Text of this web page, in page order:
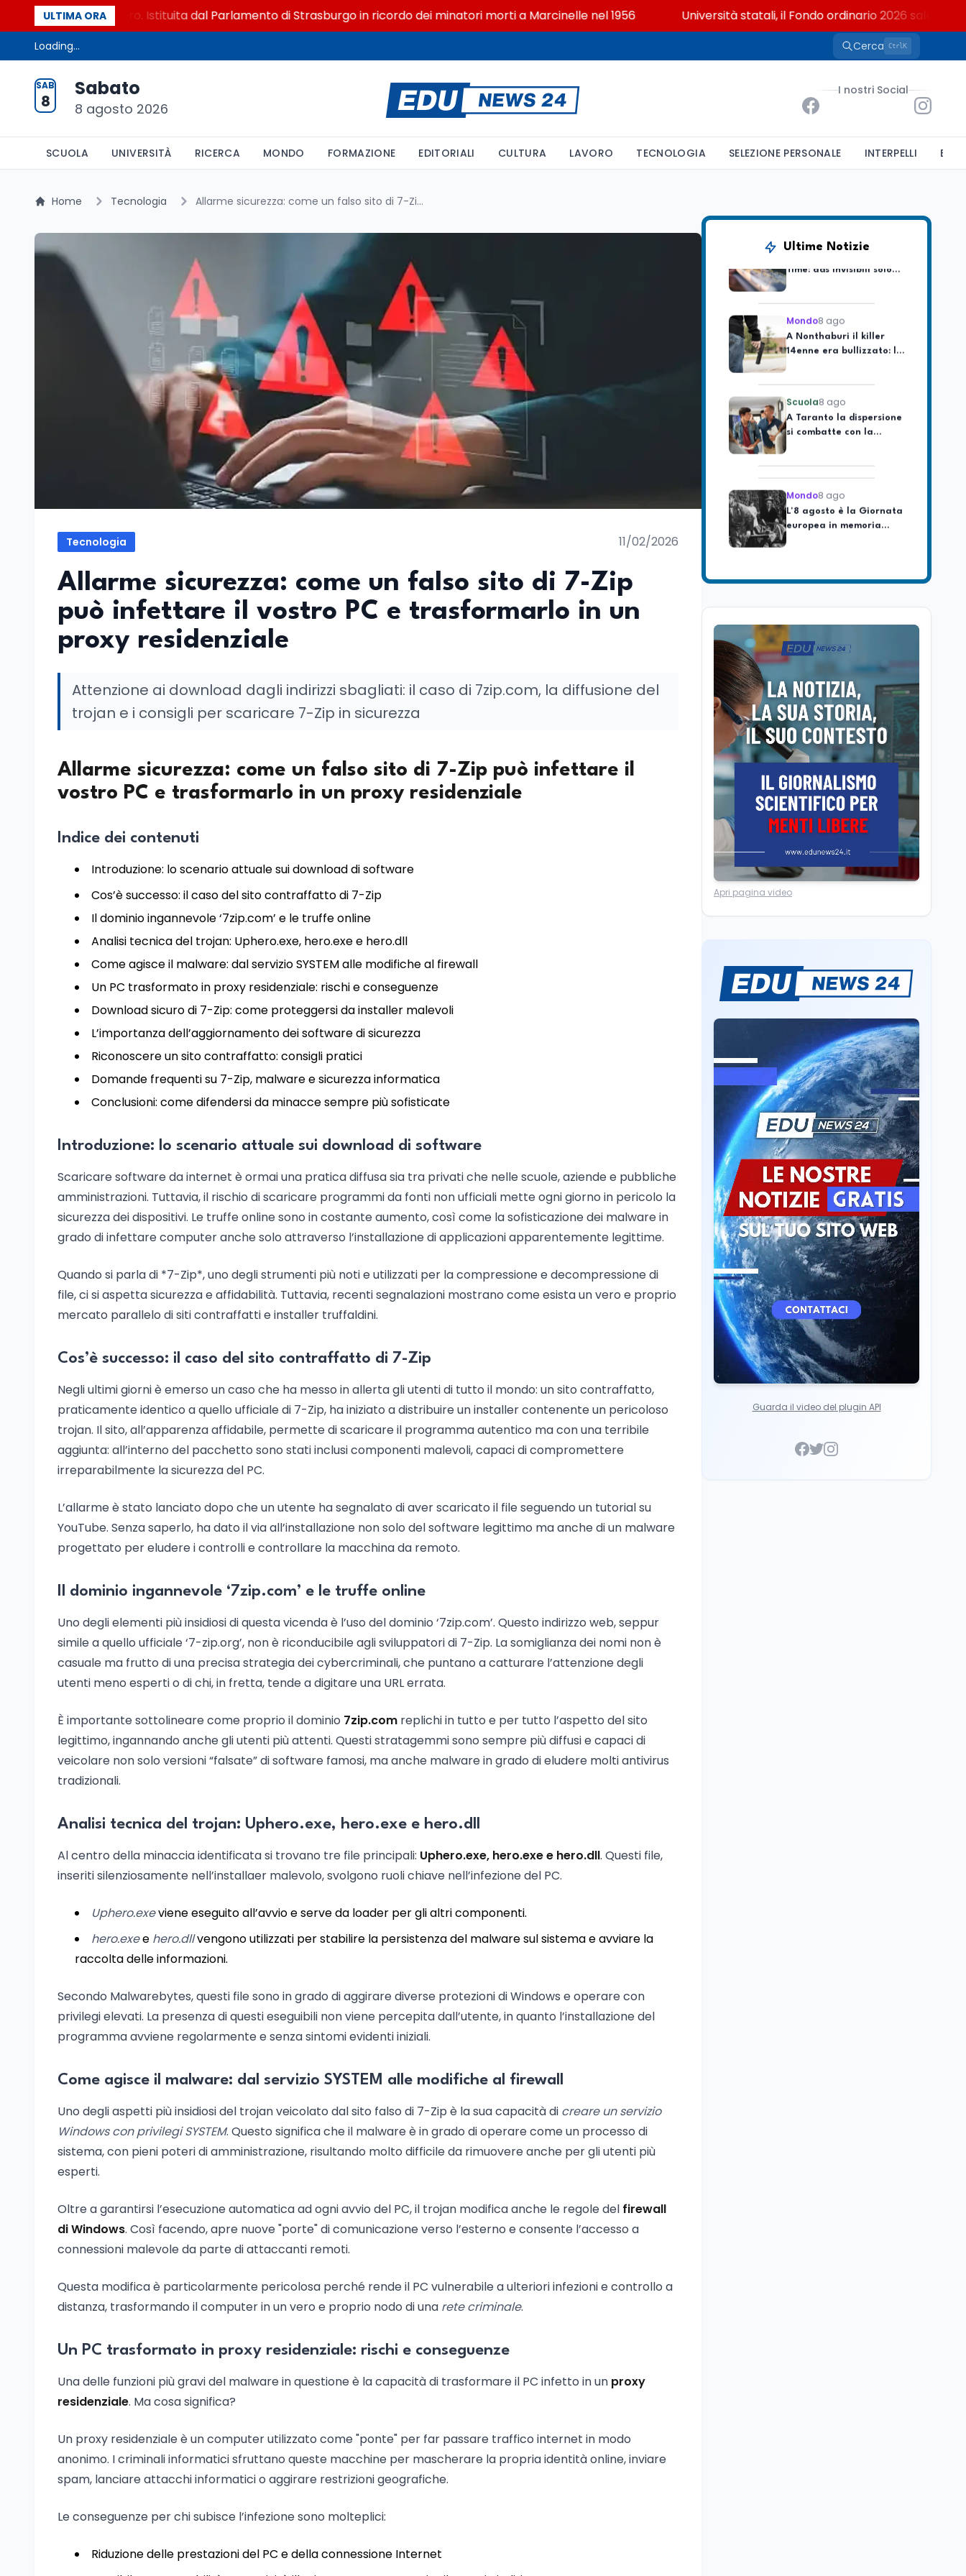
ULTIMA ORA
del lavoro. Istituita dal Parlamento di Strasburgo in ricordo dei minatori morti a Marcinelle nel 1956 Università statali, il Fondo ordinario 2026 sale a 9,415
Loading... Cerca CtrlK
SAB
8
Sabato
8 agosto 2026
I nostri Social
SCUOLA UNIVERSITÀ RICERCA MONDO FORMAZIONE EDITORIALI CULTURA LAVORO TECNOLOGIA SELEZIONE PERSONALE INTERPELLI
Home Tecnologia Allarme sicurezza: come un falso sito di 7-Zip può infettare il vostro PC e trasformarlo in un proxy residenziale
Tecnologia 11/02/2026
Allarme sicurezza: come un falso sito di 7-Zip
può infettare il vostro PC e trasformarlo in un
proxy residenziale
Attenzione ai download dagli indirizzi sbagliati: il caso di 7zip.com, la diffusione del
trojan e i consigli per scaricare 7-Zip in sicurezza
Allarme sicurezza: come un falso sito di 7-Zip può infettare il
vostro PC e trasformarlo in un proxy residenziale
Indice dei contenuti
Introduzione: lo scenario attuale sui download di software
Cos’è successo: il caso del sito contraffatto di 7-Zip
Il dominio ingannevole ‘7zip.com’ e le truffe online
Analisi tecnica del trojan: Uphero.exe, hero.exe e hero.dll
Come agisce il malware: dal servizio SYSTEM alle modifiche al firewall
Un PC trasformato in proxy residenziale: rischi e conseguenze
Download sicuro di 7-Zip: come proteggersi da installer malevoli
L’importanza dell’aggiornamento dei software di sicurezza
Riconoscere un sito contraffatto: consigli pratici
Domande frequenti su 7-Zip, malware e sicurezza informatica
Conclusioni: come difendersi da minacce sempre più sofisticate
Introduzione: lo scenario attuale sui download di software
Scaricare software da internet è ormai una pratica diffusa sia tra privati che nelle scuole, aziende e pubbliche
amministrazioni. Tuttavia, il rischio di scaricare programmi da fonti non ufficiali mette ogni giorno in pericolo la
sicurezza dei dispositivi. Le truffe online sono in costante aumento, così come la sofisticazione dei malware in
grado di infettare computer anche solo attraverso l’installazione di applicazioni apparentemente legittime.
Quando si parla di *7-Zip*, uno degli strumenti più noti e utilizzati per la compressione e decompressione di
file, ci si aspetta sicurezza e affidabilità. Tuttavia, recenti segnalazioni mostrano come esista un vero e proprio
mercato parallelo di siti contraffatti e installer truffaldini.
Cos’è successo: il caso del sito contraffatto di 7-Zip
Negli ultimi giorni è emerso un caso che ha messo in allerta gli utenti di tutto il mondo: un sito contraffatto,
praticamente identico a quello ufficiale di 7-Zip, ha iniziato a distribuire un installer contenente un pericoloso
trojan. Il sito, all’apparenza affidabile, permette di scaricare il programma autentico ma con una terribile
aggiunta: all’interno del pacchetto sono stati inclusi componenti malevoli, capaci di compromettere
irreparabilmente la sicurezza del PC.
L’allarme è stato lanciato dopo che un utente ha segnalato di aver scaricato il file seguendo un tutorial su
YouTube. Senza saperlo, ha dato il via all’installazione non solo del software legittimo ma anche di un malware
progettato per eludere i controlli e controllare la macchina da remoto.
Il dominio ingannevole ‘7zip.com’ e le truffe online
Uno degli elementi più insidiosi di questa vicenda è l’uso del dominio ‘7zip.com’. Questo indirizzo web, seppur
simile a quello ufficiale ‘7-zip.org’, non è riconducibile agli sviluppatori di 7-Zip. La somiglianza dei nomi non è
casuale ma frutto di una precisa strategia dei cybercriminali, che puntano a catturare l’attenzione degli
utenti meno esperti o di chi, in fretta, tende a digitare una URL errata.
È importante sottolineare come proprio il dominio 7zip.com replichi in tutto e per tutto l’aspetto del sito
legittimo, ingannando anche gli utenti più attenti. Questi stratagemmi sono sempre più diffusi e capaci di
veicolare non solo versioni “falsate” di software famosi, ma anche malware in grado di eludere molti antivirus
tradizionali.
Analisi tecnica del trojan: Uphero.exe, hero.exe e hero.dll
Al centro della minaccia identificata si trovano tre file principali: Uphero.exe, hero.exe e hero.dll. Questi file,
inseriti silenziosamente nell’installaer malevolo, svolgono ruoli chiave nell’infezione del PC.
Uphero.exeviene eseguito all’avvio e serve da loader per gli altri componenti.
hero.exee hero.dllvengono utilizzati per stabilire la persistenza del malware sul sistema e avviare la
raccolta delle informazioni.
Secondo Malwarebytes, questi file sono in grado di aggirare diverse protezioni di Windows e operare con
privilegi elevati. La presenza di questi eseguibili non viene percepita dall’utente, in quanto l’installazione del
programma avviene regolarmente e senza sintomi evidenti iniziali.
Come agisce il malware: dal servizio SYSTEM alle modifiche al firewall
Uno degli aspetti più insidiosi del trojan veicolato dal sito falso di 7-Zip è la sua capacità di creare un servizio
Windows con privilegi SYSTEM. Questo significa che il malware è in grado di operare come un processo di
sistema, con pieni poteri di amministrazione, risultando molto difficile da rimuovere anche per gli utenti più
esperti.
Oltre a garantirsi l’esecuzione automatica ad ogni avvio del PC, il trojan modifica anche le regole del firewall
di Windows. Così facendo, apre nuove "porte" di comunicazione verso l’esterno e consente l’accesso a
connessioni malevole da parte di attaccanti remoti.
Questa modifica è particolarmente pericolosa perché rende il PC vulnerabile a ulteriori infezioni e controllo a
distanza, trasformando il computer in un vero e proprio nodo di una rete criminale.
Un PC trasformato in proxy residenziale: rischi e conseguenze
Una delle funzioni più gravi del malware in questione è la capacità di trasformare il PC infetto in un proxy
residenziale. Ma cosa significa?
Un proxy residenziale è un computer utilizzato come "ponte" per far passare traffico internet in modo
anonimo. I criminali informatici sfruttano queste macchine per mascherare la propria identità online, inviare
spam, lanciare attacchi informatici o aggirare restrizioni geografiche.
Le conseguenze per chi subisce l’infezione sono molteplici:
Riduzione delle prestazioni del PC e della connessione Internet
Ultime Notizie
Mondo8 ago
europea in memoria
delle vittime del lavoro.
Università8 ago
Università statali, il
Fondo ordinario 2026
Bernini sul decreto
Tecnologia8 ago
Time: ads invisibili solo
Mondo8 ago
A Nonthaburi il killer
14enne era bullizzato: la
CZ-75 era del nonno
Scuola8 ago
A Taranto la dispersione
si combatte con la
pedagogia della
Mondo8 ago
L'8 agosto è la Giornata
europea in memoria
delle vittime del lavoro.
Marcinelle nel 1956
Tecnologia
Il cloaking selettivo di
Time: ads invisibili solo
per i chatbot AI
Mondo8 ago
A Nonthaburi il killer
14enne era bullizzato: la
CZ-75 era del nonno
Scuola8 ago
A Taranto la dispersione
si combatte con la
pedagogia della
Mondo8 ago
L'8 agosto è la Giornata
europea in memoria
dei minatori morti a
Marcinelle nel 1956
Università
Università statali, il
Fondo ordinario 2026
la firma della ministra
Bernini sul decreto
Tecnologia8 ago
Il cloaking selettivo di
Time: ads invisibili solo
per i chatbot AI
Mondo8 ago
A Nonthaburi il killer
14enne era bullizzato: la
CZ-75 era del nonno
Scuola8 ago
A Taranto la dispersione
si combatte con la
pedagogia della
relazione
Apri pagina video
Guarda il video del plugin API